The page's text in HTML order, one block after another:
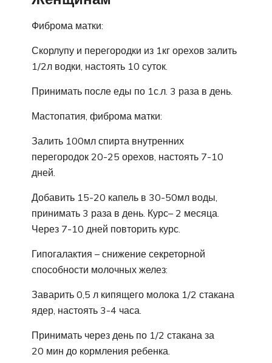
Фиброма матки:
Скорлупу и перегородки из 1кг орехов залить
1/2л водки, настоять 10 суток.
Принимать после еды по 1с.л. 3 раза в день.
Мастопатия, фиброма матки:
Залить 100мл спирта внутренних
перегородок 20-25 орехов, настоять 7-10
дней.
Добавить 15-20 капель в 30-50мл воды,
принимать 3 раза в день. Курс– 2 месяца.
Через 7-10 дней повторить курс.
Гипогалактия – снижение секреторной
способности молочных желез:
Заварить 0,5 л кипящего молока 1/2 стакана
ядер, настоять 3-4 часа.
Принимать через день по 1/2 стакана за
20 мин до кормления ребенка.